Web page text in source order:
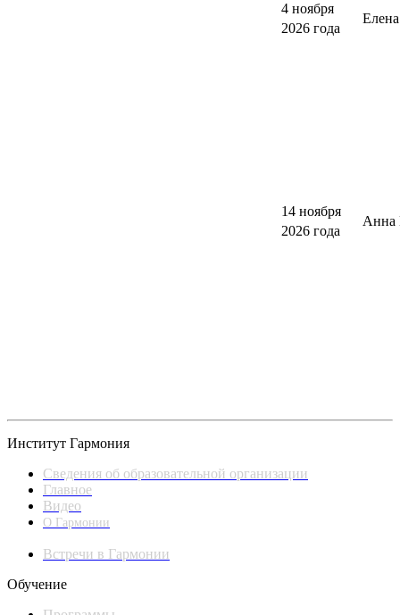
4 ноября
2026 года
14 ноября
2026 года
Анна
Институт Гармония
Сведения об образовательной организации
Главное
Видео
О Гармонии
Встречи в Гармонии
Обучение